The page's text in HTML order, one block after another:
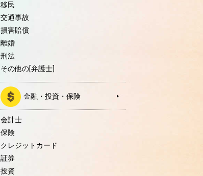
移民
交通事故
損害賠償
離婚
刑法
その他の[弁護士]
金融・投資・保険
会計士
保険
クレジットカード
証券
投資